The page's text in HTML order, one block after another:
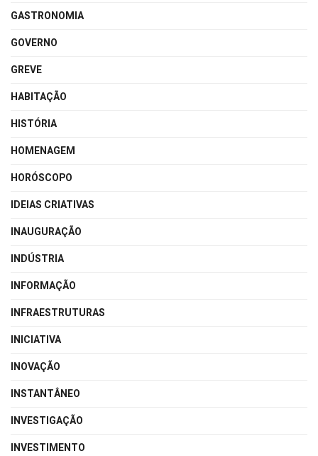
GASTRONOMIA
GOVERNO
GREVE
HABITAÇÃO
HISTÓRIA
HOMENAGEM
HORÓSCOPO
IDEIAS CRIATIVAS
INAUGURAÇÃO
INDÚSTRIA
INFORMAÇÃO
INFRAESTRUTURAS
INICIATIVA
INOVAÇÃO
INSTANTÂNEO
INVESTIGAÇÃO
INVESTIMENTO